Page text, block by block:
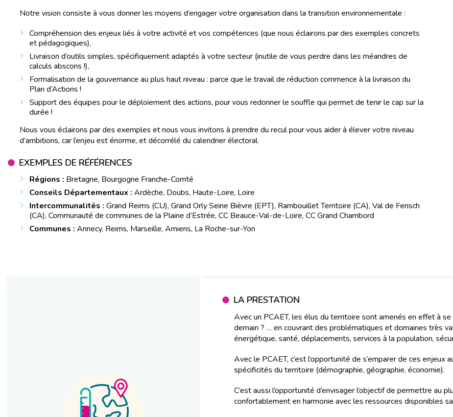
Notre vision consiste à vous donner les moyens d’engager votre organisation dans la transition environnementale :
Compréhension des enjeux liés à votre activité et vos compétences (que nous éclairons par des exemples concrets
et pédagogiques),
Livraison d’outils simples, spécifiquement adaptés à votre secteur (inutile de vous perdre dans les méandres de
calculs abscons !),
Formalisation de la gouvernance au plus haut niveau : parce que le travail de réduction commence à la livraison du
Plan d’Actions !
Support des équipes pour le déploiement des actions, pour vous redonner le souffle qui permet de tenir le cap sur la
durée !
Nous vous éclairons par des exemples et nous vous invitons à prendre du recul pour vous aider à élever votre niveau
d’ambitions, car l’enjeu est énorme, et décorrélé du calendrier électoral.
EXEMPLES DE RÉFÉRENCES
Régions : Bretagne, Bourgogne Franche-Comté
Conseils Départementaux : Ardèche, Doubs, Haute-Loire, Loire
Intercommunalités : Grand Reims (CU), Grand Orly Seine Bièvre (EPT), Rambouillet Territoire (CA), Val de Fensch
(CA), Communauté de communes de la Plaine d’Estrée, CC Beauce-Val-de-Loire, CC Grand Chambord
Communes : Annecy, Reims, Marseille, Amiens, La Roche-sur-Yon
LA PRESTATION
Avec un PCAET, les élus du territoire sont amenés en effet à
demain ? … en couvrant des problématiques et domaines très
énergétique, santé, déplacements, services à la population,
Avec le PCAET, c’est l’opportunité de s’emparer de ces
spécificités du territoire (démographie, géographie, économie).
C’est aussi l’opportunité d’envisager l’objectif de permettre au
confortablement en harmonie avec les ressources disponibles